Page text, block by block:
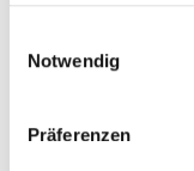
Notwendig
Präferenzen
29.09.2026